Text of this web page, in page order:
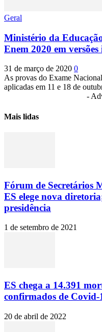
Geral
Ministério da
Enem 2020 em
31 de março de 2020 0
As provas do Exame
aplicadas em 11 e 18 de
-
Mais lidas
Fórum de Secretários
ES elege nova
presidência
1 de setembro de 2021
ES chega a 14.391
confirmados de Covid-
20 de abril de 2022